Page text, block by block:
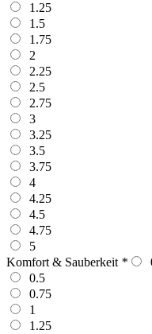
1.25
1.5
1.75
2
2.25
2.5
2.75
3
3.25
3.5
3.75
4
4.25
4.5
4.75
5
Komfort & Sauberkeit *
0.5
0.75
1
1.25